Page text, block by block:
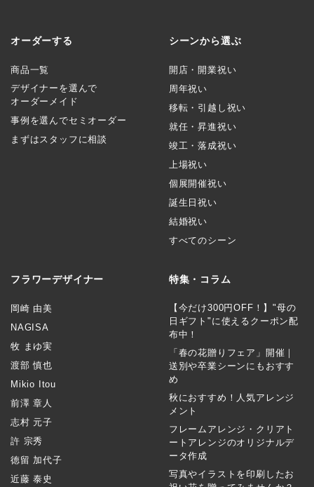
オーダーする
商品一覧
デザイナーを選んで
オーダーメイド
事例を選んでセミオーダー
まずはスタッフに相談
シーンから選ぶ
開店・開業祝い
周年祝い
移転・引越し祝い
就任・昇進祝い
竣工・落成祝い
上場祝い
個展開催祝い
誕生日祝い
結婚祝い
すべてのシーン
フラワーデザイナー
岡崎 由美
NAGISA
牧 まゆ実
渡部 慎也
Mikio Itou
前澤 章人
志村 元子
許 宗秀
徳留 加代子
近藤 泰史
特集・コラム
【今だけ300円OFF！】"母の
日ギフト"に使えるクーポン配
布中！
「春の花贈りフェア」開催｜
送別や卒業シーンにもおすす
め
秋におすすめ！人気アレンジ
メント
フレームアレンジ・クリアト
ートアレンジのオリジナルデ
ータ作成
写真やイラストを印刷したお